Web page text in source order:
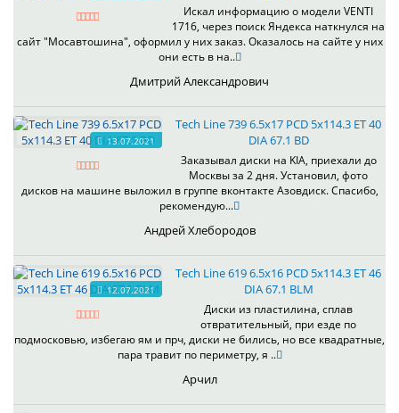
Искал информацию о модели VENTI
1716, через поиск Яндекса наткнулся на
сайт "Мосавтошина", оформил у них заказ. Оказалось на сайте у них
они есть в на..
Дмитрий Александрович
13.07.2021
Tech Line 739 6.5x17 PCD 5x114.3 ET 40
DIA 67.1 BD
Заказывал диски на KIA, приехали до
Москвы за 2 дня. Установил, фото
дисков на машине выложил в группе вконтакте Азовдиск. Спасибо,
рекомендую...
Андрей Хлебородов
12.07.2021
Tech Line 619 6.5x16 PCD 5x114.3 ET 46
DIA 67.1 BLM
Диски из пластилина, сплав
отвратительный, при езде по
подмосковью, избегаю ям и прч, диски не бились, но все квадратные,
пара травит по периметру, я ..
Арчил